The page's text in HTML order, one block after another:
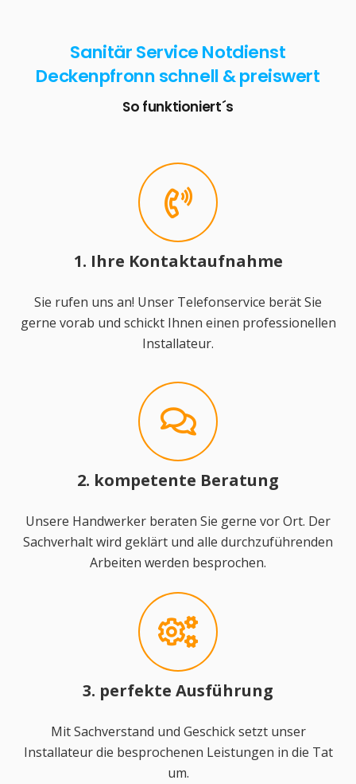
Sanitär Service Notdienst
Deckenpfronn schnell & preiswert
So funktioniert´s
1. Ihre Kontaktaufnahme
Sie rufen uns an! Unser Telefonservice berät Sie
gerne vorab und schickt Ihnen einen professionellen
Installateur.
2. kompetente Beratung
Unsere Handwerker beraten Sie gerne vor Ort. Der
Sachverhalt wird geklärt und alle durchzuführenden
Arbeiten werden besprochen.
3. perfekte Ausführung
Mit Sachverstand und Geschick setzt unser
Installateur die besprochenen Leistungen in die Tat
um.